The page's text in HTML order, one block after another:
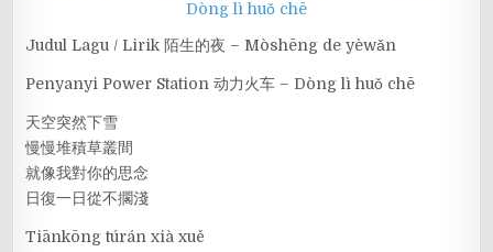
Judul Lagu / Lirik 陌生的夜 – Mòshēng de yèwǎn
Penyanyi Power Station 动力火车 – Dòng lì huǒ chē
天空突然下雪
慢慢堆積草叢間
就像我對你的思念
日復一日從不擱淺
Tiānkōng túrán xià xuě